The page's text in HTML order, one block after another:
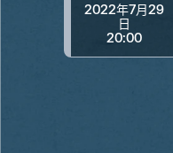
2022年7月29
日
20:00